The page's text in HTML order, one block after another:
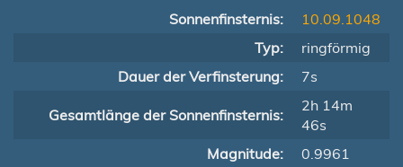
Sonnenfinsternis:
10.09.1048
Typ:
ringförmig
Dauer der Verfinsterung:
7s
Gesamtlänge der Sonnenfinsternis:
2h 14m
46s
Magnitude:
0.9961